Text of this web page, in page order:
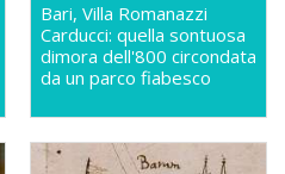
Bari, Villa Romanazzi
Carducci: quella sontuosa
dimora dell'800 circondata
da un parco fiabesco